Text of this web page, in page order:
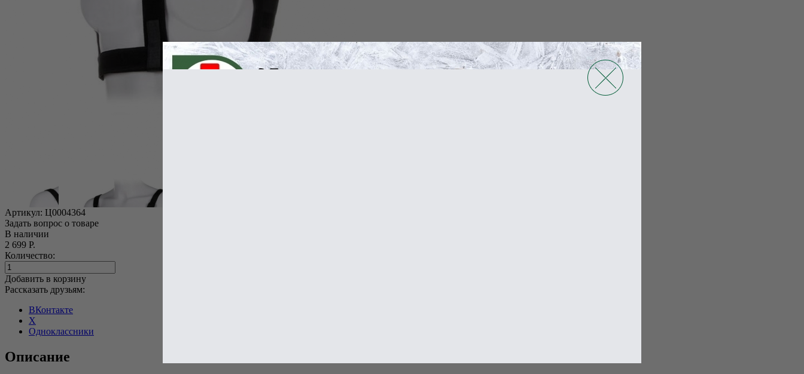
Артикул: Ц0004364
Задать вопрос о товаре
В наличии
2 699 Р.
Количество:
Добавить в корзину
Рассказать друзьям:
ВКонтакте
X
Одноклассники
Описание